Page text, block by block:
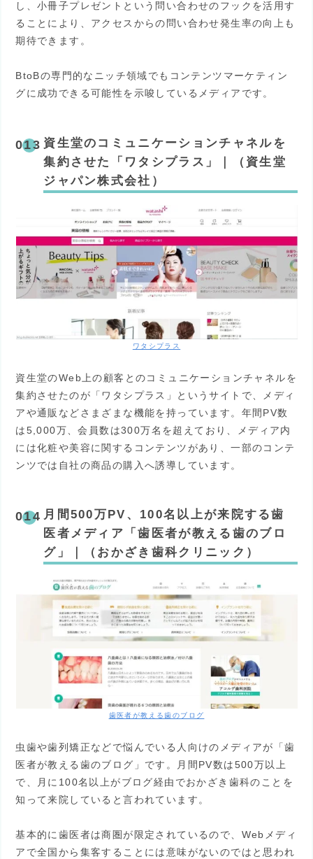
し、小冊子プレゼントという問い合わせのフックを活用す
ることにより、アクセスからの問い合わせ発生率の向上も
期待できます。
BtoBの専門的なニッチ領域でもコンテンツマーケティン
グに成功できる可能性を示唆しているメディアです。
資生堂のコミュニケーションチャネルを
集約させた「ワタシプラス」｜（資生堂
ジャパン株式会社）
ワタシプラス
資生堂のWeb上の顧客とのコミュニケーションチャネルを
集約させたのが「ワタシプラス」というサイトで、メディ
アや通販などさまざまな機能を持っています。年間PV数
は5,000万、会員数は300万名を超えており、メディア内
には化粧や美容に関するコンテンツがあり、一部のコンテ
ンツでは自社の商品の購入へ誘導しています。
月間500万PV、100名以上が来院する歯
医者メディア「歯医者が教える歯のブロ
グ」｜（おかざき歯科クリニック）
歯医者が教える歯のブログ
虫歯や歯列矯正などで悩んでいる人向けのメディアが「歯
医者が教える歯のブログ」です。月間PV数は500万以上
で、月に100名以上がブログ経由でおかざき歯科のことを
知って来院していると言われています。
基本的に歯医者は商圏が限定されているので、Webメディ
アで全国から集客することには意味がないのではと思われ